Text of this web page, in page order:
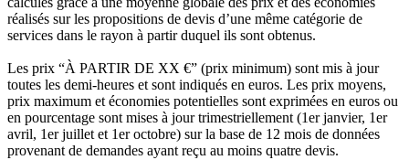
réalisés sur les propositions de devis d’une même catégorie de
services dans le rayon à partir duquel ils sont obtenus.
Les prix “À PARTIR DE XX €” (prix minimum) sont mis à jour
toutes les demi-heures et sont indiqués en euros. Les prix moyens,
prix maximum et économies potentielles sont exprimées en euros ou
en pourcentage sont mises à jour trimestriellement (1er janvier, 1er
avril, 1er juillet et 1er octobre) sur la base de 12 mois de données
provenant de demandes ayant reçu au moins quatre devis.